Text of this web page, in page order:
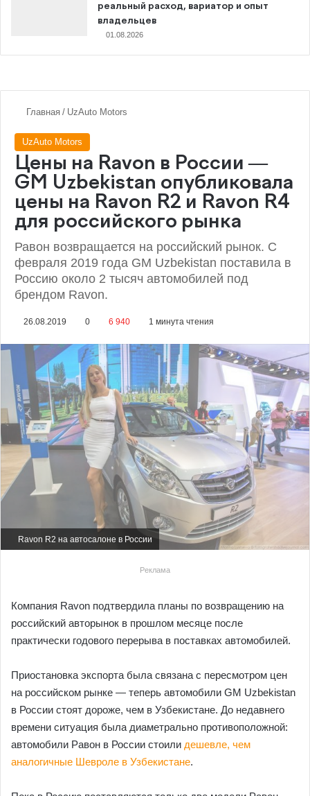
реальный расход, вариатор и опыт
владельцев
01.08.2026